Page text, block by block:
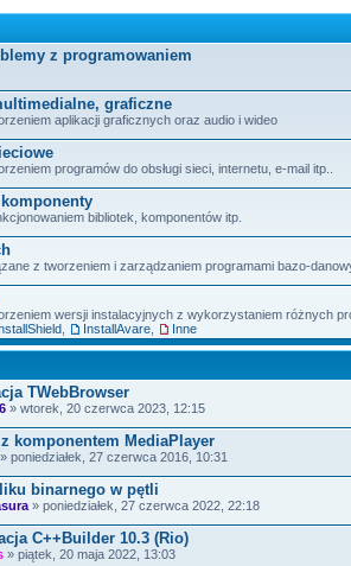
z programowaniem
graficzne
aplikacji graficznych oraz audio i wideo
programów do obsługi sieci, internetu, e-mail itp..
bibliotek, komponentów itp.
z tworzeniem i zarządzaniem programami bazo-
wersji instalacyjnych z wykorzystaniem różnych
InstallAvare Inne
TWebBrowser
» wtorek, 20 czerwca 2023, 12:15
komponentem MediaPlayer
» poniedziałek, 27 czerwca 2016, 10:31
binarnego w pętli
» poniedziałek, 27 czerwca 2022, 22:18
C++Builder 10.3 (Rio)
» piątek, 20 maja 2022, 13:03